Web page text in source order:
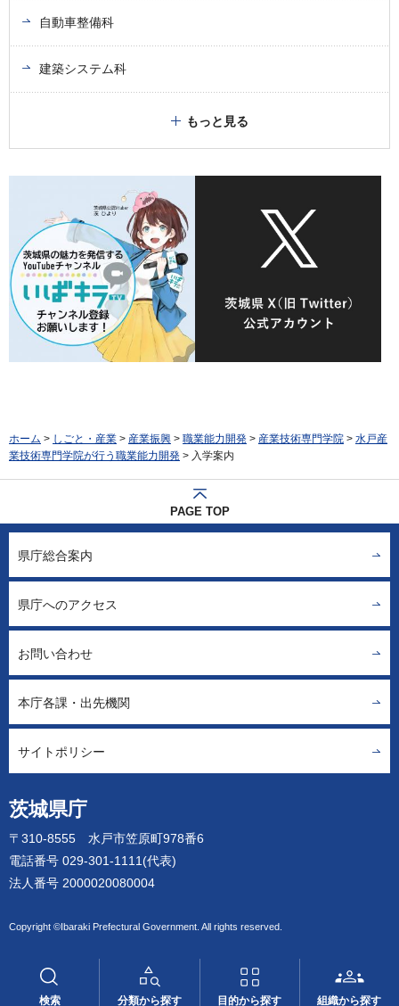
検索 分類から探す 目的から探す 組織から探す
自動車整備科
建築システム科
もっと見る
ホーム > しごと・産業 > 産業振興 > 職業能力開発 > 産業技術専門学院 > 水戸産
業技術専門学院が行う職業能力開発 > 入学案内
PAGE TOP
茨城県庁
〒310-8555 水戸市笠原町978番6
電話番号 029-301-1111(代表)
法人番号 2000020080004
Copyright ©Ibaraki Prefectural Government. All rights reserved.
県庁総合案内
県庁へのアクセス
お問い合わせ
本庁各課・出先機関
サイトポリシー